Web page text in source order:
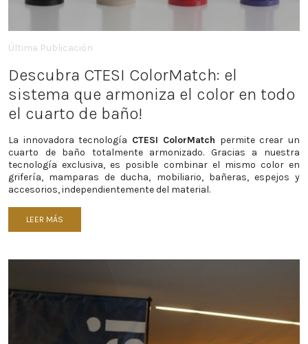
Última Publicación
Descubra CTESI ColorMatch: el
sistema que armoniza el color en todo
el cuarto de baño!
La innovadora tecnología CTESI ColorMatch permite crear un
cuarto de baño totalmente armonizado. Gracias a nuestra
tecnología exclusiva, es posible combinar el mismo color en
grifería, mamparas de ducha, mobiliario, bañeras, espejos y
accesorios, independientemente del material.
LEER MÁS